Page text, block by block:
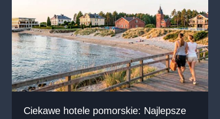
Ciekawe hotele pomorskie: Najlepsze